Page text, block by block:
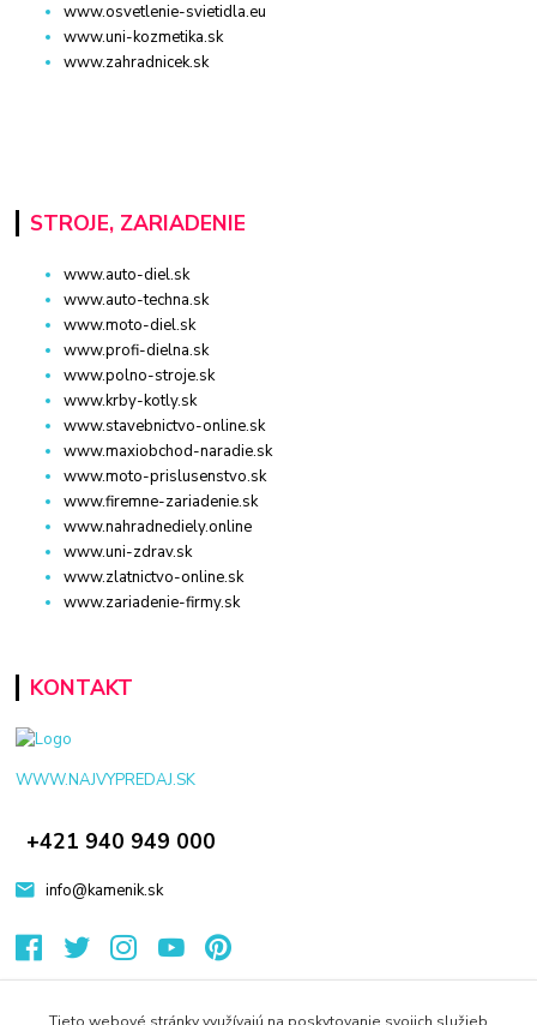
www.osvetlenie-svietidla.eu
www.uni-kozmetika.sk
www.zahradnicek.sk
STROJE, ZARIADENIE
www.auto-diel.sk
www.auto-techna.sk
www.moto-diel.sk
www.profi-dielna.sk
www.polno-stroje.sk
www.krby-kotly.sk
www.stavebnictvo-online.sk
www.maxiobchod-naradie.sk
www.moto-prislusenstvo.sk
www.firemne-zariadenie.sk
www.nahradnediely.online
www.uni-zdrav.sk
www.zlatnictvo-online.sk
www.zariadenie-firmy.sk
KONTAKT
WWW.NAJVYPREDAJ.SK
+421 940 949 000
info@kamenik.sk